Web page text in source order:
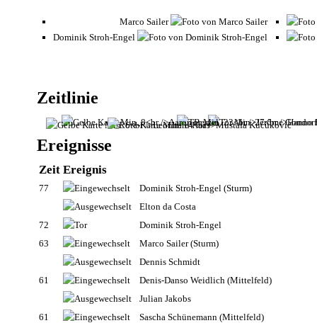
Marco Sailer
Dominik Stroh-Engel
Zeitlinie
Ereignisse
Zeit Ereignis
77 Dominik Stroh-Engel (Sturm)
Elton da Costa
72
Dominik Stroh-Engel
63
Marco Sailer(Sturm)
Dennis Schmidt
61
Denis-Danso Weidlich (Mittelfeld)
Julian Jakobs
61
Sascha Schünemann (Mittelfeld)